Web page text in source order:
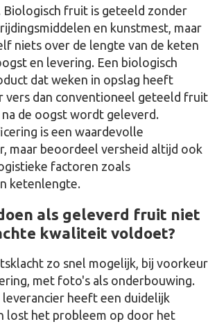
fruit is geteeld zonder
en kunstmest, maar
niets over de lengte van de keten
en levering. Een biologisch
dat weken in opslag heeft
vers dan conventioneel geteeld fruit
de oogst wordt geleverd.
is een waardevolle
maar beoordeel versheid altijd ook
factoren zoals
ketenlengte.
als geleverd fruit niet
kwaliteit voldoet?
zo snel mogelijk, bij voorkeur
met foto's als onderbouwing.
heeft een duidelijk
lost het probleem op door het